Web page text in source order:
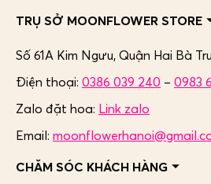
TRỤ SỞ MOONFLOWER STORE
Số 61A Kim Ngưu, Quận Hai Bà
Điện thoại: 0386 039 240 – 0983
Zalo đặt hoa: Link zalo
Email:
CHĂM SÓC KHÁCH HÀNG